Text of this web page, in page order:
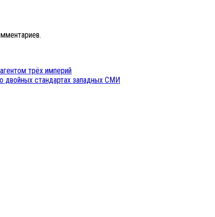
трёх империй
двойных стандартах западных СМИ